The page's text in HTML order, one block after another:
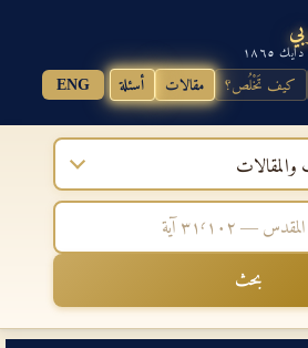
كيف تَخْلُص؟ مقالات أسئلة ENG
بحث